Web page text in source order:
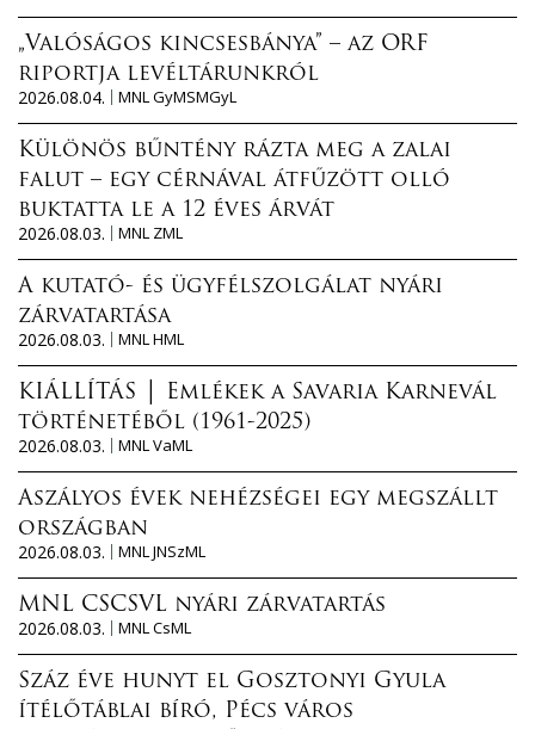
„Valóságos kincsesbánya” – az ORF
riportja levéltárunkról
2026.08.04.
MNL GyMSMGyL
Különös bűntény rázta meg a zalai
falut – egy cérnával átfűzött olló
buktatta le a 12 éves árvát
2026.08.03.
MNL ZML
A kutató- és ügyfélszolgálat nyári
zárvatartása
2026.08.03.
MNL HML
KIÁLLÍTÁS │ Emlékek a Savaria Karnevál
történetéből (1961-2025)
2026.08.03.
MNL VaML
Aszályos évek nehézségei egy megszállt
országban
2026.08.03.
MNL JNSzML
MNL CSCSVL nyári zárvatartás
2026.08.03.
MNL CsML
Száz éve hunyt el Gosztonyi Gyula
ítélőtáblai bíró, Pécs város